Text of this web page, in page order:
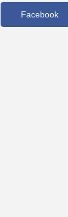
Facebook